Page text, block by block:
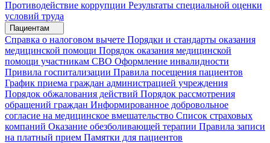
Противодействие коррупции Результаты специальной оценки
условий труда
Пациентам
Справка о налоговом вычете Порядки и стандарты оказания
медицинской помощи Порядок оказания медицинской
помощи участникам СВО Оформление инвалидности
Привила госпитализации Правила посещения пациентов
График приема граждан администрацией учреждения
Порядок обжалования действий Порядок рассмотрения
обращений граждан Информированное добровольное
согласие на медицинское вмешательство Список страховых
компаний Оказание обезболивающей терапии Правила записи
на платный прием Памятки для пациентов